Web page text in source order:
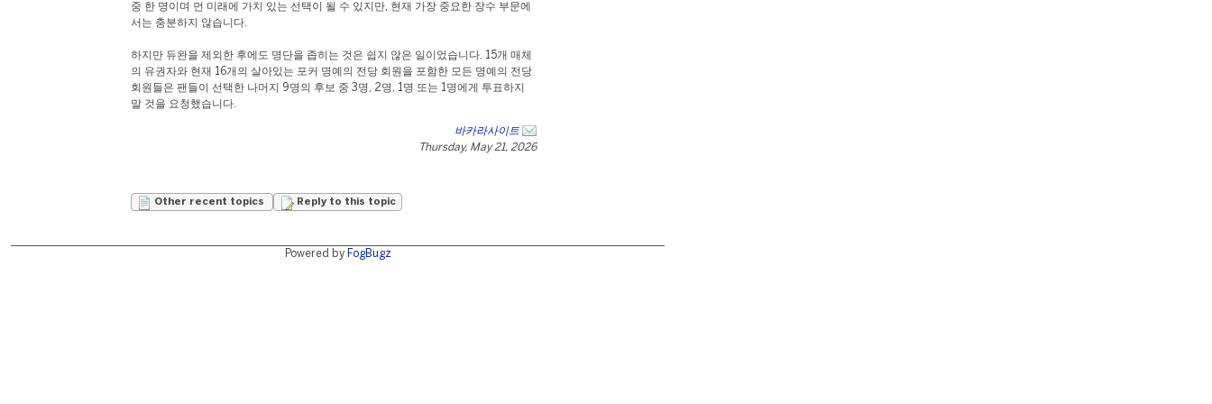
중 한 명이며 먼 미래에 가치 있는 선택이 될 수 있지만, 현재 가장 중요한 장수 부문에
서는 충분하지 않습니다.
하지만 듀완을 제외한 후에도 명단을 좁히는 것은 쉽지 않은 일이었습니다. 15개 매체
의 유권자와 현재 16개의 살아있는 포커 명예의 전당 회원을 포함한 모든 명예의 전당
회원들은 팬들이 선택한 나머지 9명의 후보 중 3명, 2명, 1명 또는 1명에게 투표하지
말 것을 요청했습니다.
바카라사이트
Thursday, May 21, 2026
Other recent topics Reply to this topic
Powered by FogBugz